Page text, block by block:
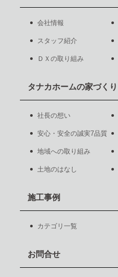
会社情報
スタッフ紹介
ＤＸの取り組み
タナカホームの家づくり
社長の想い
安心・安全の誠実7品質
地域への取り組み
土地のはなし
施工事例
カテゴリ一覧
お問合せ